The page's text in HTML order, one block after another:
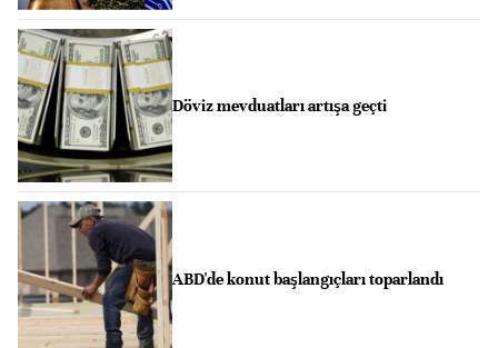
Döviz mevduatları artışa geçti
ABD'de konut başlangıçları toparlandı